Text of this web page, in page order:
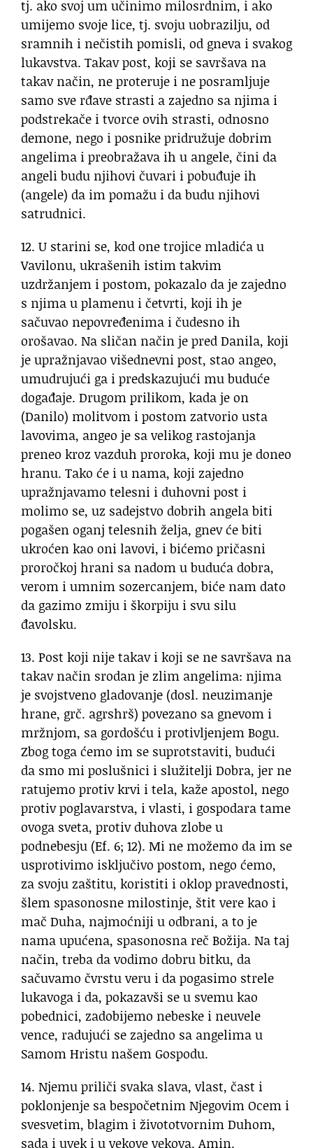
tj. ako svoj um učinimo milosrdnim, i ako
umijemo svoje lice, tj. svoju uobrazilju, od
sramnih i nečistih pomisli, od gneva i svakog
lukavstva. Takav post, koji se savršava na
takav način, ne proteruje i ne posramljuje
samo sve rđave strasti a zajedno sa njima i
podstrekače i tvorce ovih strasti, odnosno
demone, nego i posnike pridružuje dobrim
angelima i preobražava ih u angele, čini da
angeli budu njihovi čuvari i pobuđuje ih
(angele) da im pomažu i da budu njihovi
satrudnici.
12. U starini se, kod one trojice mladića u
Vavilonu, ukrašenih istim takvim
uzdržanjem i postom, pokazalo da je zajedno
s njima u plamenu i četvrti, koji ih je
sačuvao nepovređenima i čudesno ih
orošavao. Na sličan način je pred Danila, koji
je upražnjavao višednevni post, stao angeo,
umudrujući ga i predskazujući mu buduće
događaje. Drugom prilikom, kada je on
(Danilo) molitvom i postom zatvorio usta
lavovima, angeo je sa velikog rastojanja
preneo kroz vazduh proroka, koji mu je doneo
hranu. Tako će i u nama, koji zajedno
upražnjavamo telesni i duhovni post i
molimo se, uz sadejstvo dobrih angela biti
pogašen oganj telesnih želja, gnev će biti
ukroćen kao oni lavovi, i bićemo pričasni
proročkoj hrani sa nadom u buduća dobra,
verom i umnim sozercanjem, biće nam dato
da gazimo zmiju i škorpiju i svu silu
đavolsku.
13. Post koji nije takav i koji se ne savršava na
takav način srodan je zlim angelima: njima
je svojstveno gladovanje (dosl. neuzimanje
hrane, grč. agrshrš) povezano sa gnevom i
mržnjom, sa gordošću i protivljenjem Bogu.
Zbog toga ćemo im se suprotstaviti, budući
da smo mi poslušnici i služitelji Dobra, jer ne
ratujemo protiv krvi i tela, kaže apostol, nego
protiv poglavarstva, i vlasti, i gospodara tame
ovoga sveta, protiv duhova zlobe u
podnebesju (Ef. 6; 12). Mi ne možemo da im se
usprotivimo isključivo postom, nego ćemo,
za svoju zaštitu, koristiti i oklop pravednosti,
šlem spasonosne milostinje, štit vere kao i
mač Duha, najmoćniji u odbrani, a to je
nama upućena, spasonosna reč Božija. Na taj
način, treba da vodimo dobru bitku, da
sačuvamo čvrstu veru i da pogasimo strele
lukavoga i da, pokazavši se u svemu kao
pobednici, zadobijemo nebeske i neuvele
vence, radujući se zajedno sa angelima u
Samom Hristu našem Gospodu.
14. Njemu priliči svaka slava, vlast, čast i
poklonjenje sa bespočetnim Njegovim Ocem i
svesvetim, blagim i živototvornim Duhom,
sada i uvek i u vekove vekova. Amin.